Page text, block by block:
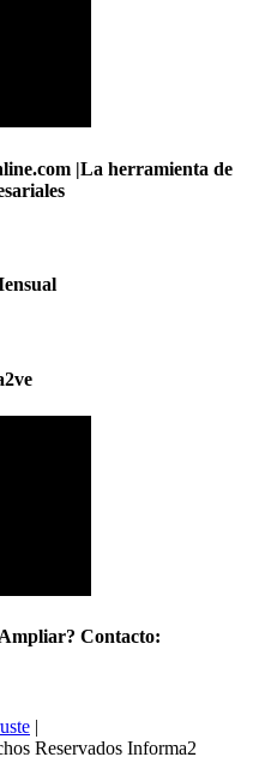
|La herramienta de
Contacto:
Reservados Informa2